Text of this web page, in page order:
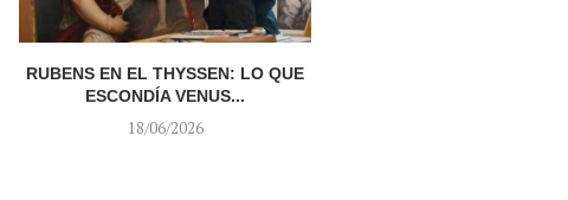
RUBENS EN EL THYSSEN: LO QUE
ESCONDÍA VENUS...
18/06/2026